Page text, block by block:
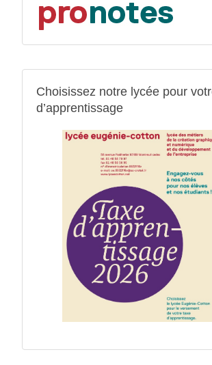
Choisissez notre lycée pour
d’apprentissage